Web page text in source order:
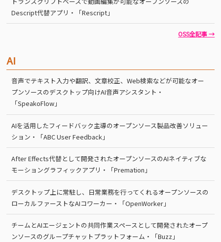
Descript代替アプリ・「Rescript」
OSS全記事 →
AI
音声でテキスト入力や翻訳、文章校正、Web検索などが可能なオー
プンソースのデスクトップ向けAI音声アシスタント・
「SpeakoFlow」
AIを活用したフィードバック主導のオープンソース製品改善ソリュー
ション・「ABC User Feedback」
After Effects代替として開発されたオープンソースのAIネイティブな
モーショングラフィックアプリ・「Premation」
デスクトップ上に常駐し、日常業務を行ってくれるオープンソースの
ローカルファーストなAIコワーカー・「OpenWorker」
チームとAIエージェントの共同作業スペースとして開発されたオープ
ンソースのグループチャットプラットフォーム・「Buzz」